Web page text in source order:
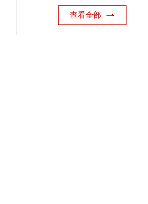
查看全部